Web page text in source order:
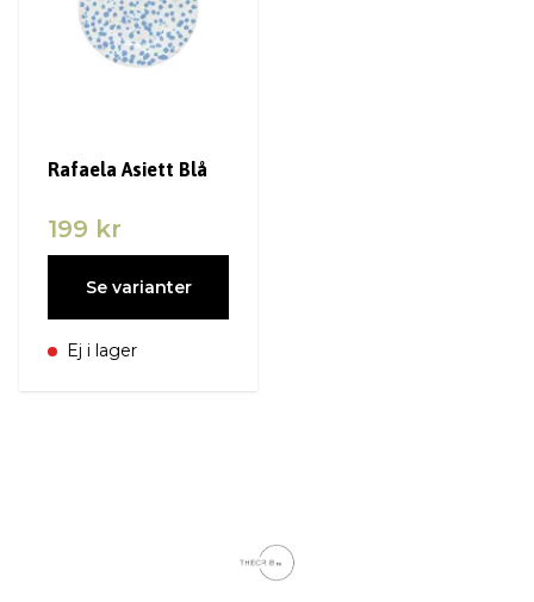
Rafaela Asiett Blå
199 kr
Se varianter
Ej i lager